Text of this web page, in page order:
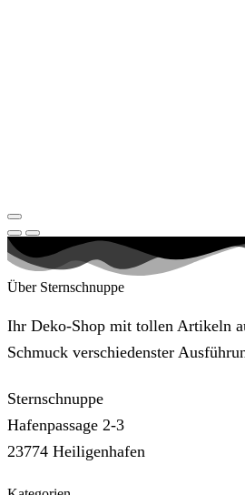
Über Sternschnuppe
Ihr Deko-Shop mit tollen Artikeln
Schmuck verschiedenster
Sternschnuppe
Hafenpassage 2-3
23774 Heiligenhafen